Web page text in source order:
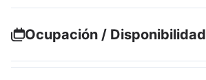
Ocupación / Disponibilidad